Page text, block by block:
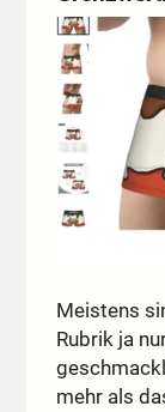
Meistens
Rubrik ja
mehr als